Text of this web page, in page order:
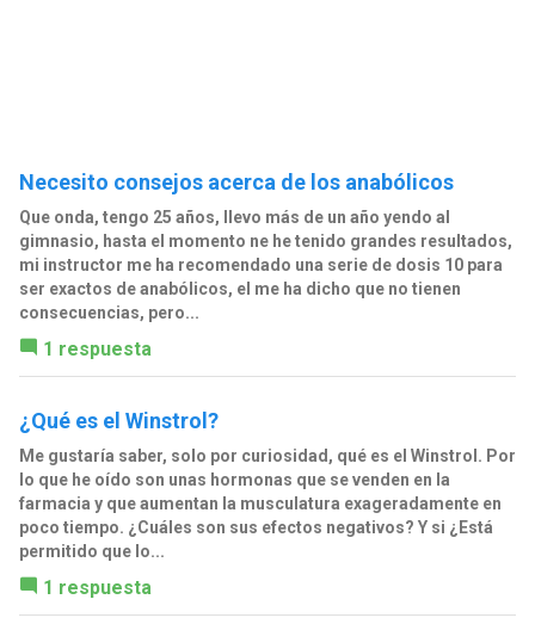
Necesito consejos acerca de los anabólicos
Que onda, tengo 25 años, llevo más de un año yendo al
gimnasio, hasta el momento ne he tenido grandes resultados,
mi instructor me ha recomendado una serie de dosis 10 para
ser exactos de anabólicos, el me ha dicho que no tienen
consecuencias, pero...
1 respuesta
¿Qué es el Winstrol?
Me gustaría saber, solo por curiosidad, qué es el Winstrol. Por
lo que he oído son unas hormonas que se venden en la
farmacia y que aumentan la musculatura exageradamente en
poco tiempo. ¿Cuáles son sus efectos negativos? Y si ¿Está
permitido que lo...
1 respuesta